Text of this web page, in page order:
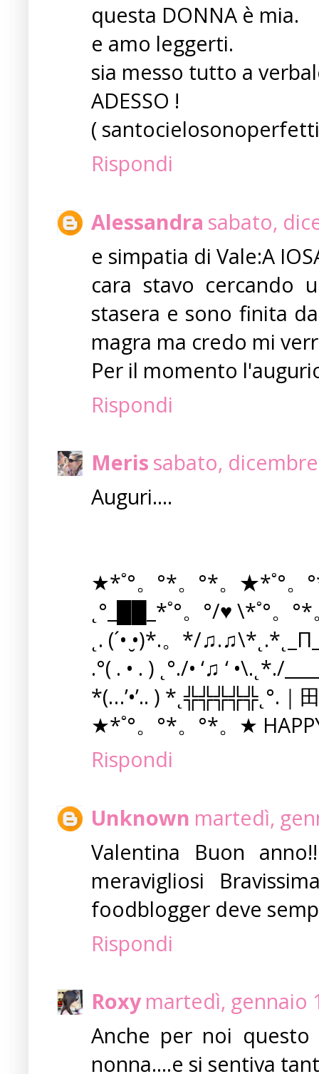
questa DONNA è mia.
e amo leggerti.
sia messo tutto a
ADESSO !
(
Rispondi
Alessandra sabato,
e simpatia di Vale:A
cara stavo cercando
stasera e sono finita
magra ma credo mi
Per il momento
Rispondi
Meris sabato,
Auguri....
★*˚°。°*。°*。★*˚°。
˛°_██_*˚°。°/♥ \*˚°
˛. (´• ̮•)*.。*/
.°( . • . ) ˛°./• ‘♫ ‘ •\.˛*./
*(…’•’.. ) *˛╬╬╬╬╬˛°.
★*˚°。°*。°*。★
Rispondi
Unknown martedì,
Valentina Buon
meravigliosi
foodblogger deve
Rispondi
Roxy martedì, gennaio
Anche per noi
nonna....e si sentiva